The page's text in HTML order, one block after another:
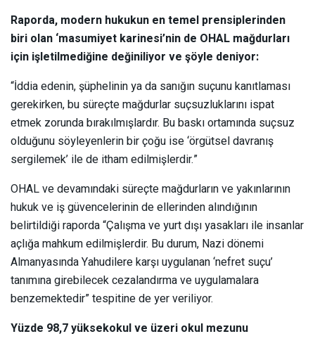
Raporda, modern hukukun en temel prensiplerinden
biri olan ‘masumiyet karinesi’nin de OHAL mağdurları
için işletilmediğine değiniliyor ve şöyle deniyor:
“İddia edenin, şüphelinin ya da sanığın suçunu kanıtlaması
gerekirken, bu süreçte mağdurlar suçsuzluklarını ispat
etmek zorunda bırakılmışlardır. Bu baskı ortamında suçsuz
olduğunu söyleyenlerin bir çoğu ise ‘örgütsel davranış
sergilemek’ ile de itham edilmişlerdir.”
OHAL ve devamındaki süreçte mağdurların ve yakınlarının
hukuk ve iş güvencelerinin de ellerinden alındığının
belirtildiği raporda “Çalışma ve yurt dışı yasakları ile insanlar
açlığa mahkum edilmişlerdir. Bu durum, Nazi dönemi
Almanyasında Yahudilere karşı uygulanan ‘nefret suçu’
tanımına girebilecek cezalandırma ve uygulamalara
benzemektedir” tespitine de yer veriliyor.
Yüzde 98,7 yüksekokul ve üzeri okul mezunu